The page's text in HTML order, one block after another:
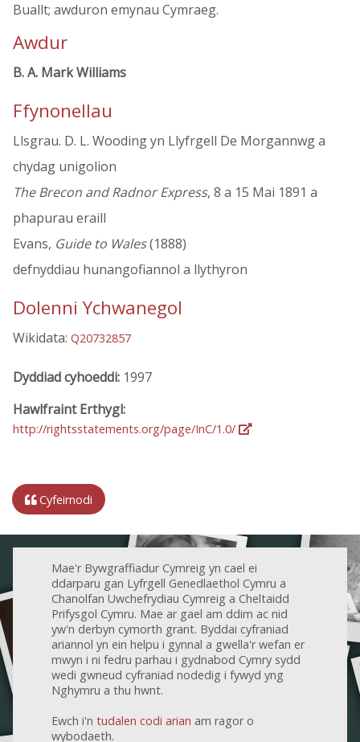
Buallt; awduron emynau Cymraeg.
Awdur
B. A. Mark Williams
Ffynonellau
Llsgrau. D. L. Wooding yn Llyfrgell De Morgannwg a
chydag unigolion
The Brecon and Radnor Express, 8 a 15 Mai 1891 a
phapurau eraill
Evans, Guide to Wales(1888)
defnyddiau hunangofiannol a llythyron
Dolenni Ychwanegol
Wikidata: Q20732857
Dyddiad cyhoeddi: 1997
Hawlfraint Erthygl:
http://rightsstatements.org/page/InC/1.0/
Cyfeirnodi
Mae'r Bywgraffiadur Cymreig yn cael ei
ddarparu gan Lyfrgell Genedlaethol Cymru a
Chanolfan Uwchefrydiau Cymreig a Cheltaidd
Prifysgol Cymru. Mae ar gael am ddim ac nid
yw'n derbyn cymorth grant. Byddai cyfraniad
ariannol yn ein helpu i gynnal a gwella'r wefan er
mwyn i ni fedru parhau i gydnabod Cymry sydd
wedi gwneud cyfraniad nodedig i fywyd yng
Nghymru a thu hwnt.
Ewch i'n tudalen codi arian am ragor o
wybodaeth.